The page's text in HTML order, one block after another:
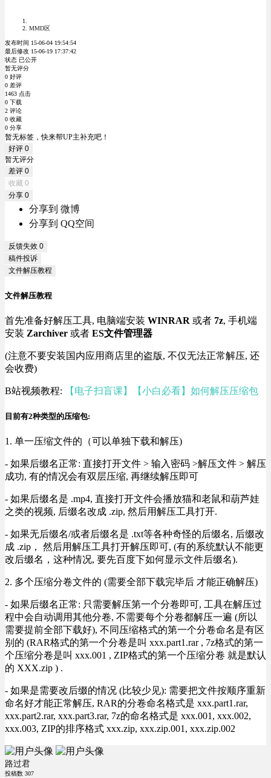
MMD区
发布时间 15-06-04 19:54:54
最后修改 15-06-19 17:37:42
状态 已公开
暂无评分
0 好评
0 差评
1463 点击
0 下载
2 评论
0 收藏
0 分享
暂无标签，快来帮UP主补充吧！
好评 0
暂无评分
差评 0
收藏 0
分享 0
分享到 微博
分享到 QQ空间
反馈失效 0
稿件投诉
文件解压教程
文件解压教程
首先准备好解压工具, 电脑端安装 WINRAR 或者 7z, 手机端
安装 Zarchiver 或者 ES文件管理器
(注意不要安装国内应用商店里的盗版, 不仅无法正常解压, 还
会收费)
B站视频教程: 【电子扫盲课】【小白必看】如何解压压缩包
目前有2种类型的压缩包:
1. 单一压缩文件的（可以单独下载和解压)
- 如果后缀名正常: 直接打开文件 > 输入密码 >解压文件 > 解压
成功, 有的情况会有双层压缩, 再继续解压即可
- 如果后缀名是 .mp4, 直接打开文件会播放猫和老鼠和葫芦娃
之类的视频, 后缀名改成 .zip, 然后用解压工具打开.
- 如果无后缀名/或者后缀名是 .txt等各种奇怪的后缀名, 后缀改
成 .zip， 然后用解压工具打开解压即可, (有的系统默认不能更
改后缀名，这种情况, 要先百度下如何显示文件后缀名).
2. 多个压缩分卷文件的 (需要全部下载完毕后 才能正确解压)
- 如果后缀名正常: 只需要解压第一个分卷即可, 工具在解压过
程中会自动调用其他分卷, 不需要每个分卷都解压一遍 (所以
需要提前全部下载好), 不同压缩格式的第一个分卷命名是有区
别的 (RAR格式的第一个分卷是叫 xxx.part1.rar , 7z格式的第一
个压缩分卷是叫 xxx.001 , ZIP格式的第一个压缩分卷 就是默认
的 XXX.zip ) .
- 如果是需要改后缀的情况 (比较少见): 需要把文件按顺序重新
命名好才能正常解压, RAR的分卷命名格式是 xxx.part1.rar,
xxx.part2.rar, xxx.part3.rar, 7z的命名格式是 xxx.001, xxx.002,
xxx.003, ZIP的排序格式 xxx.zip, xxx.zip.001, xxx.zip.002
路过君
投稿数 307